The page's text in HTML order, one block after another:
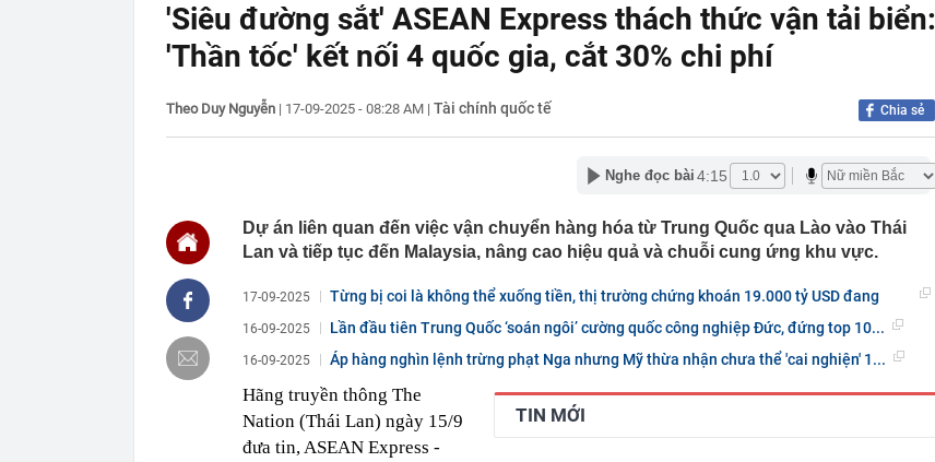
15:11
Đấu giá đôi hoa tai đính kim cương của bà Trương Mỹ Lan
15:10
Vì sao khách Tây đến Việt Nam là phải thuê xe máy còn khách Hàn,
Nhật thì không?
15:05
Bắt giam nữ TikToker Phượng Nguyễn
14:58
CEO MB: Lãi suất khó tăng thêm, nhưng thanh khoản vẫn là bài toán
Doãn Hải My đeo túi hàng hiệu, bế con đến khách sạn gặp Văn Hậu,
14:46
Một “đại gia” Việt bán điều hòa, máy lạnh kiếm 330 tỷ đồng mỗi ngày
tháng 7
ngày 9/8
14:45
Bảo hiểm Quân đội (MIC) chốt ngày trả cổ tức bằng tiền mặt tỷ lệ 10%
14:45
Thời gian nghỉ và chế độ thai sản khi sinh con thứ hai
14:43
Toyota tiếp tục là 'vua doanh số' toàn cầu, BYD muốn vượt mặt nhưng
người Nhật 'nhanh hơn' ở một điểm
'Siêu đường sắt' ASEAN Express thách thức vận tải biển:
'Thần tốc' kết nối 4 quốc gia, cắt 30% chi phí
Theo Duy Nguyễn | 17-09-2025 - 08:28 AM | Tài chính quốc tế Chia sẻ
Nghe đọc bài 4:15
Dự án liên quan đến việc vận chuyển hàng hóa từ Trung Quốc qua Lào vào Thái
Lan và tiếp tục đến Malaysia, nâng cao hiệu quả và chuỗi cung ứng khu vực.
17-09-2025
Từng bị coi là không thể xuống tiền, thị trường chứng khoán 19.000 tỷ USD đang
16-09-2025 Lần đầu tiên Trung Quốc ‘soán ngôi’ cường quốc công nghiệp Đức, đứng top 10...
16-09-2025 Áp hàng nghìn lệnh trừng phạt Nga nhưng Mỹ thừa nhận chưa thể 'cai nghiện' 1...
TIN MỚI
Hãng truyền thông The
Nation (Thái Lan) ngày 15/9
đưa tin, ASEAN Express -